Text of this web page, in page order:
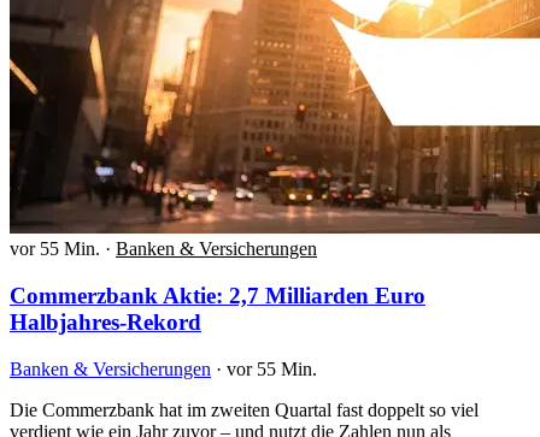
vor 55 Min. · Banken & Versicherungen
Commerzbank Aktie: 2,7 Milliarden Euro
Halbjahres-Rekord
Banken & Versicherungen · vor 55 Min.
Die Commerzbank hat im zweiten Quartal fast doppelt so viel
verdient wie ein Jahr zuvor – und nutzt die Zahlen nun als